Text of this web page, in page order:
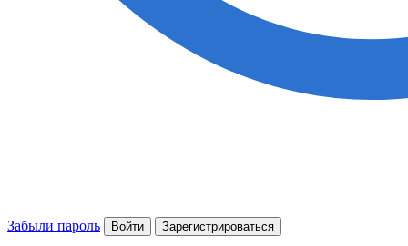
Забыли пароль Войти Зарегистрироваться